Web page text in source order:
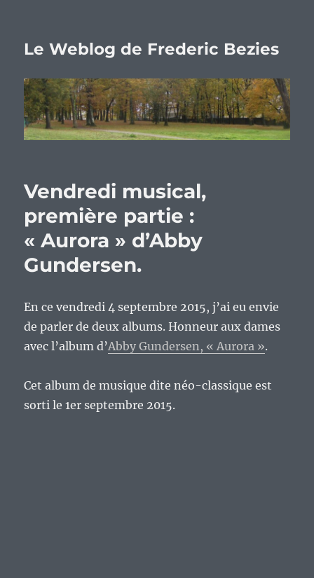
Le Weblog de Frederic Bezies
Vendredi musical,
première partie :
« Aurora » d’Abby
Gundersen.
En ce vendredi 4 septembre 2015, j’ai eu envie
de parler de deux albums. Honneur aux dames
avec l’album d’Abby Gundersen, « Aurora ».
Cet album de musique dite néo-classique est
sorti le 1er septembre 2015.